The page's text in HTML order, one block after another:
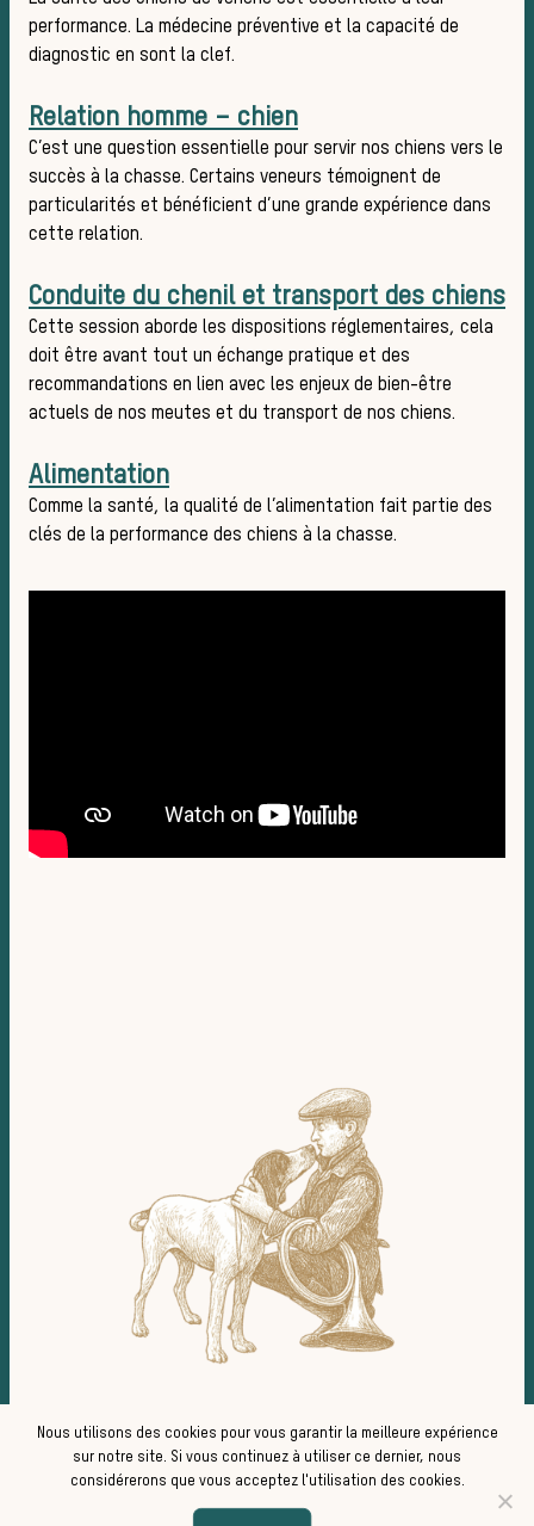
La
la
performance. La médecine préventive et la capacité de
diagnostic en sont la clef.
Relation homme – chien
C’est une question essentielle pour servir nos chiens vers le
succès à la chasse. Certains veneurs témoignent de
particularités et bénéficient d’une grande expérience dans
cette relation.
Conduite du chenil et transport des chiens
Cette session aborde les dispositions réglementaires, cela
doit être avant tout un échange pratique et des
recommandations en lien avec les enjeux de bien-être
actuels de nos meutes et du transport de nos chiens.
Alimentation
Comme la santé, la qualité de l’alimentation fait partie des
clés de la performance des chiens à la chasse.
Nous utilisons des cookies pour vous garantir la meilleure expérience
sur notre site. Si vous continuez à utiliser ce dernier, nous
considérerons que vous acceptez l'utilisation des cookies.